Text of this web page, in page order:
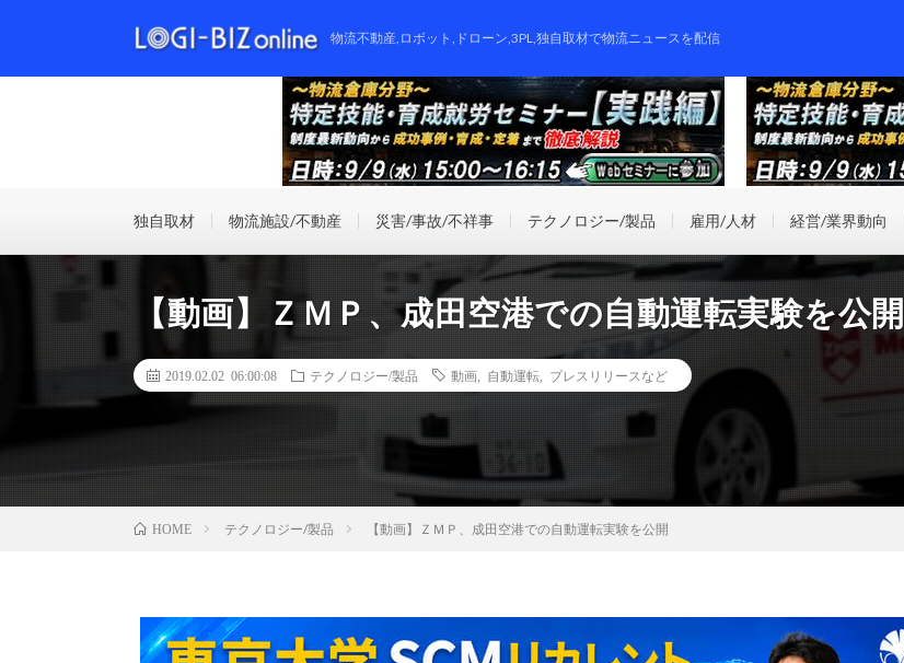
物流不動産,ロボット,ドローン,3PL,独自取材で物流ニュースを配信
独自取材 物流施設/不動産 災害/事故/不祥事 テクノロジー/製品 雇用/人材 経営/業界動向
【動画】ＺＭＰ、成田空港での自動運転実験を公開
2019.02.02 06:00:08 テクノロジー/製品 動画 自動運転 プレスリリースなど
HOME テクノロジー/製品 【動画】ＺＭＰ、成田空港での自動運転実験を公開